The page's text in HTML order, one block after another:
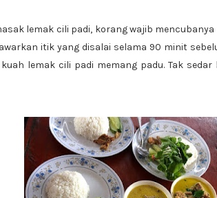
lemak cili padi, korang wajib
itik yang disalai selama 90 minit
lemak cili padi memang padu. Tak